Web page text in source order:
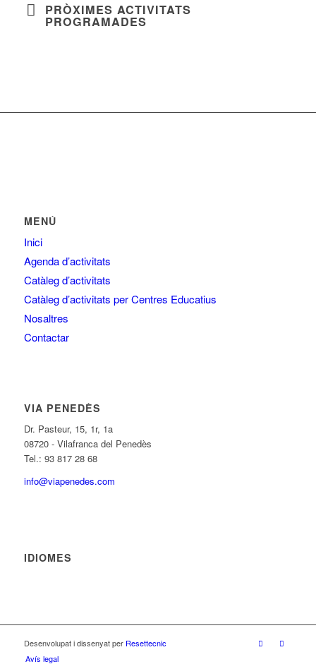
PRÒXIMES ACTIVITATS
PROGRAMADES
MENÚ
Inici
Agenda d’activitats
Catàleg d’activitats
Catàleg d’activitats per Centres Educatius
Nosaltres
Contactar
VIA PENEDÈS
Dr. Pasteur, 15, 1r, 1a
08720 - Vilafranca del Penedès
Tel.: 93 817 28 68
info@viapenedes.com
IDIOMES
Desenvolupat i dissenyat per Resettecnic
Avís legal